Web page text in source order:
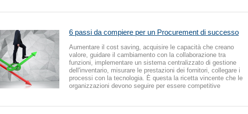
6 passi da compiere per un Procurement di successo
Aumentare il cost saving, acquisire le capacità che creano
valore, guidare il cambiamento con la collaborazione tra
funzioni, implementare un sistema centralizzato di gestione
dell'inventario, misurare le prestazioni dei fornitori, collegare i
processi con la tecnologia. È questa la ricetta vincente che le
organizzazioni devono seguire per essere competitive